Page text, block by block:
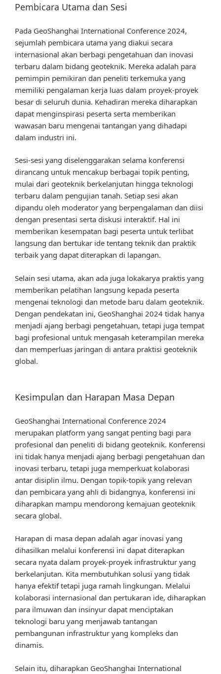
Pembicara Utama dan Sesi
Pada GeoShanghai International Conference 2024,
sejumlah pembicara utama yang diakui secara
internasional akan berbagi pengetahuan dan inovasi
terbaru dalam bidang geoteknik. Mereka adalah para
pemimpin pemikiran dan peneliti terkemuka yang
memiliki pengalaman kerja luas dalam proyek-proyek
besar di seluruh dunia. Kehadiran mereka diharapkan
dapat menginspirasi peserta serta memberikan
wawasan baru mengenai tantangan yang dihadapi
dalam industri ini.
Sesi-sesi yang diselenggarakan selama konferensi
dirancang untuk mencakup berbagai topik penting,
mulai dari geoteknik berkelanjutan hingga teknologi
terbaru dalam pengujian tanah. Setiap sesi akan
dipandu oleh moderator yang berpengalaman dan diisi
dengan presentasi serta diskusi interaktif. Hal ini
memberikan kesempatan bagi peserta untuk terlibat
langsung dan bertukar ide tentang teknik dan praktik
terbaik yang dapat diterapkan di lapangan.
Selain sesi utama, akan ada juga lokakarya praktis yang
memberikan pelatihan langsung kepada peserta
mengenai teknologi dan metode baru dalam geoteknik.
Dengan pendekatan ini, GeoShanghai 2024 tidak hanya
menjadi ajang berbagi pengetahuan, tetapi juga tempat
bagi profesional untuk mengasah keterampilan mereka
dan memperluas jaringan di antara praktisi geoteknik
global.
Kesimpulan dan Harapan Masa Depan
GeoShanghai International Conference 2024
merupakan platform yang sangat penting bagi para
profesional dan peneliti di bidang geoteknik. Konferensi
ini tidak hanya menjadi ajang berbagi pengetahuan dan
inovasi terbaru, tetapi juga memperkuat kolaborasi
antar disiplin ilmu. Dengan topik-topik yang relevan
dan pembicara yang ahli di bidangnya, konferensi ini
diharapkan mampu mendorong kemajuan geoteknik
secara global.
Harapan di masa depan adalah agar inovasi yang
dihasilkan melalui konferensi ini dapat diterapkan
secara nyata dalam proyek-proyek infrastruktur yang
berkelanjutan. Kita membutuhkan solusi yang tidak
hanya efektif tetapi juga ramah lingkungan. Melalui
kolaborasi internasional dan pertukaran ide, diharapkan
para ilmuwan dan insinyur dapat menciptakan
teknologi baru yang menjawab tantangan
pembangunan infrastruktur yang kompleks dan
dinamis.
Selain itu, diharapkan GeoShanghai International